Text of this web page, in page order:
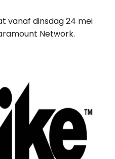
vanaf dinsdag 24 mei
Network.